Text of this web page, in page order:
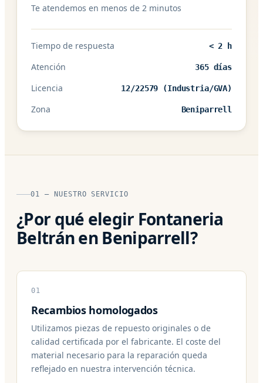
Te atendemos en menos de 2 minutos
Tiempo de respuesta < 2 h
Atención 365 días
Licencia 12/22579 (Industria/GVA)
Zona Beniparrell
01 — NUESTRO SERVICIO
¿Por qué elegir Fontaneria
Beltrán en Beniparrell?
01
Recambios homologados
Utilizamos piezas de repuesto originales o de
calidad certificada por el fabricante. El coste del
material necesario para la reparación queda
reflejado en nuestra intervención técnica.